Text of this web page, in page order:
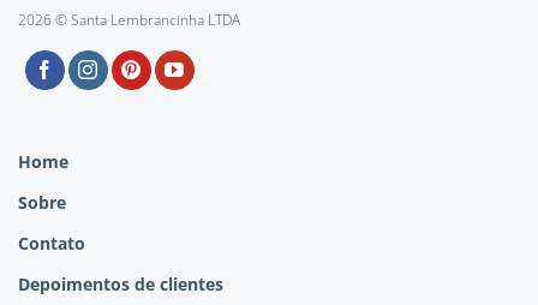
2026 © Santa Lembrancinha LTDA
Home
Sobre
Contato
Depoimentos de clientes